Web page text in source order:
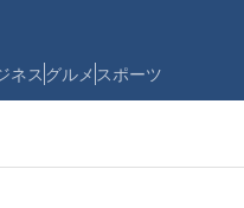
ネス グルメ スポーツ